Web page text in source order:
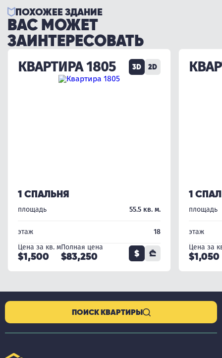
ПОХОЖЕЕ ЗДАНИЕ
ВАС МОЖЕТ
ЗАИНТЕРЕСОВАТЬ
КВАРТИРА 1805 3D 2D
1 СПАЛЬНЯ
площадь 55.5 кв. м.
этаж
18
Цена за кв. м
$1,500
Полная цена
$83,250 $ ₾
1
площадь
этаж
Цена за
$1,050
ПОИСК КВАРТИРЫ